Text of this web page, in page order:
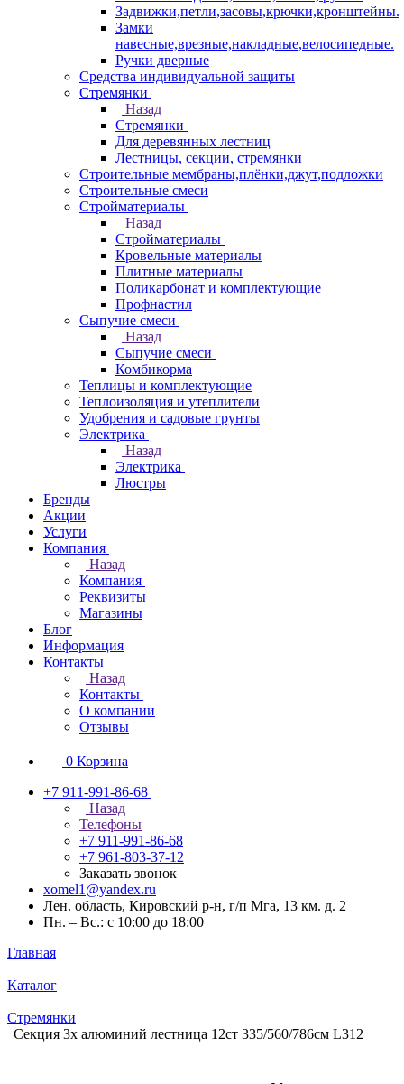
Задвижки,петли,засовы,крючки,кронштейны.
Замки
навесные,врезные,накладные,велосипедные.
Ручки дверные
Средства индивидуальной защиты
Стремянки
Назад
Стремянки
Для деревянных лестниц
Лестницы, секции, стремянки
Строительные мембраны,плёнки,джут,подложки
Строительные смеси
Стройматериалы
Назад
Стройматериалы
Кровельные материалы
Плитные материалы
Поликарбонат и комплектующие
Профнастил
Сыпучие смеси
Назад
Сыпучие смеси
Комбикорма
Теплицы и комплектующие
Теплоизоляция и утеплители
Удобрения и садовые грунты
Электрика
Назад
Электрика
Люстры
Бренды
Акции
Услуги
Компания
Назад
Компания
Реквизиты
Магазины
Блог
Информация
Контакты
Назад
Контакты
О компании
Отзывы
0 Корзина
+7 911-991-86-68
Назад
Телефоны
+7 911-991-86-68
+7 961-803-37-12
Заказать звонок
xomel1@yandex.ru
Лен. область, Кировский р-н, г/п Мга, 13 км. д. 2
Пн. – Вс.: с 10:00 до 18:00
Главная
Каталог
Стремянки
Секция 3х алюминий лестница 12ст 335/560/786см L312